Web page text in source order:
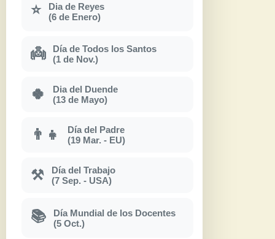
⭐
Dia de Reyes
(6 de Enero)
👼
Día de Todos los Santos
(1 de Nov.)
🍀
Dia del Duende
(13 de Mayo)
👨‍👧
Día del Padre
(19 Mar. - EU)
⚒
Día del Trabajo
(7 Sep. - USA)
📚
Día Mundial de los Docentes
(5 Oct.)